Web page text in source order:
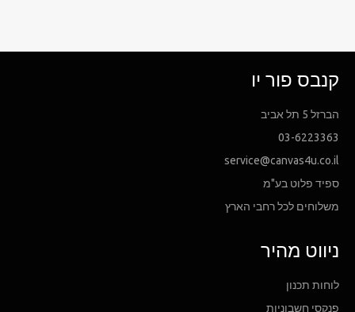
קנבס פור יו
הברזל 5 תל אביב
03-6223363
service@canvas4u.co.il
ספיד פלוט בע"מ
משלוחים לכל רחבי הארץ
ניווט מהיר
לוחות תכנון
פנקסי חשבוניות